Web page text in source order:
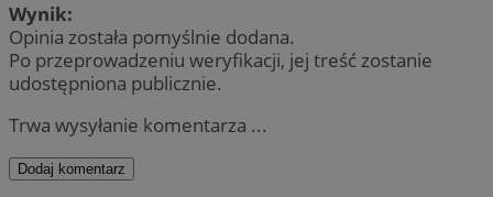
Wynik:
Opinia została pomyślnie dodana.
Po przeprowadzeniu weryfikacji, jej treść zostanie
udostępniona publicznie.
Trwa wysyłanie komentarza ...
Dodaj komentarz